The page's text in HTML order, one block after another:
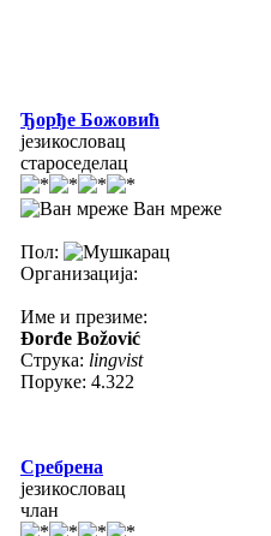
Ђорђе Божовић
језикословац
староседелац
Ван мреже
Пол:
Организација:
Име и презиме:
Đorđe Božović
Струка: lingvist
Поруке: 4.322
Сребрена
језикословац
члан